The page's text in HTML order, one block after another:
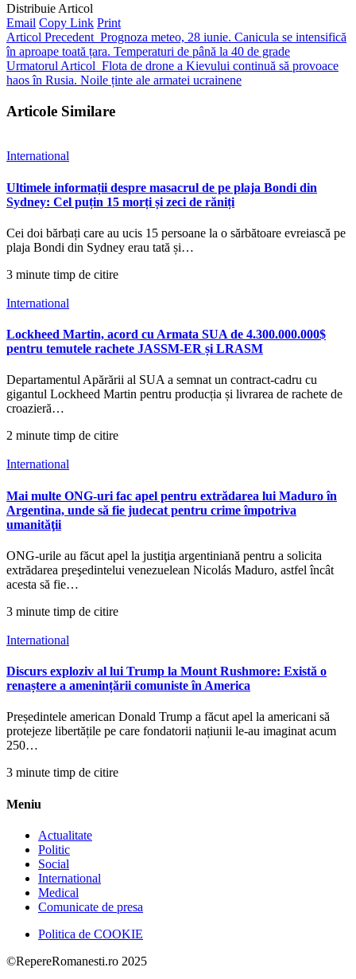
Distribuie Articol
Email Copy Link Print
Articol Precedent Prognoza meteo, 28 iunie. Canicula se intensifică
în aproape toată țara. Temperaturi de până la 40 de grade
Urmatorul Articol Flota de drone a Kievului continuă să provoace
haos în Rusia. Noile ținte ale armatei ucrainene
Articole Similare
International
Ultimele informații despre masacrul de pe plaja Bondi din
Sydney: Cel puțin 15 morți și zeci de răniți
Cei doi bărbați care au ucis 15 persoane la o sărbătoare evreiască pe
plaja Bondi din Sydney erau tată și…
3 minute timp de citire
International
Lockheed Martin, acord cu Armata SUA de 4.300.000.000$
pentru temutele rachete JASSM-ER și LRASM
Departamentul Apărării al SUA a semnat un contract-cadru cu
gigantul Lockheed Martin pentru producția și livrarea de rachete de
croazieră…
2 minute timp de citire
International
Mai multe ONG-uri fac apel pentru extrădarea lui Maduro în
Argentina, unde să fie judecat pentru crime împotriva
umanităţii
ONG-urile au făcut apel la justiţia argentiniană pentru a solicita
extrădarea preşedintelui venezuelean Nicolás Maduro, astfel încât
acesta să fie…
3 minute timp de citire
International
Discurs exploziv al lui Trump la Mount Rushmore: Există o
renaștere a amenințării comuniste în America
Președintele american Donald Trump a făcut apel la americani să
protejeze libertățile pe care fondatorii națiunii le-au imaginat acum
250…
3 minute timp de citire
Meniu
Actualitate
Politic
Social
International
Medical
Comunicate de presa
Politica de COOKIE
©RepereRomanesti.ro 2025